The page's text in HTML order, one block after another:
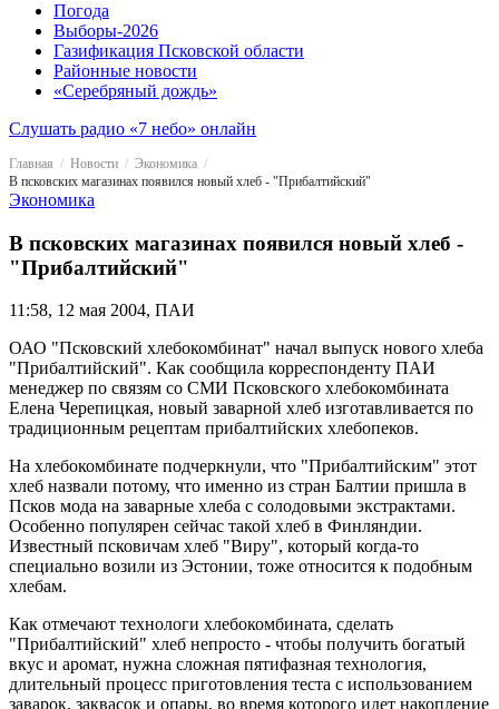
Погода
Выборы-2026
Газификация Псковской области
Районные новости
«Серебряный дождь»
Слушать радио «7 небо» онлайн
Главная Новости
Экономика
В псковских магазинах появился новый хлеб - "Прибалтийский"
Экономика
В псковских магазинах появился новый хлеб -
"Прибалтийский"
11:58, 12 мая 2004, ПАИ
ОАО "Псковский хлебокомбинат" начал выпуск нового хлеба
"Прибалтийский". Как сообщила корреспонденту ПАИ
менеджер по связям со СМИ Псковского хлебокомбината
Елена Черепицкая, новый заварной хлеб изготавливается по
традиционным рецептам прибалтийских хлебопеков.
На хлебокомбинате подчеркнули, что "Прибалтийским" этот
хлеб назвали потому, что именно из стран Балтии пришла в
Псков мода на заварные хлеба с солодовыми экстрактами.
Особенно популярен сейчас такой хлеб в Финляндии.
Известный псковичам хлеб "Виру", который когда-то
специально возили из Эстонии, тоже относится к подобным
хлебам.
Как отмечают технологи хлебокомбината, сделать
"Прибалтийский" хлеб непросто - чтобы получить богатый
вкус и аромат, нужна сложная пятифазная технология,
длительный процесс приготовления теста с использованием
заварок, заквасок и опары, во время которого идет накопление